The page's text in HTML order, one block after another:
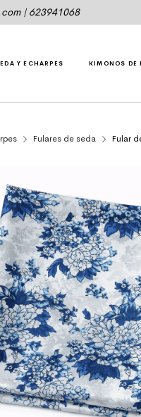
| 623941068
Y ECHARPES KIMONOS DE
Fulares de seda Fular